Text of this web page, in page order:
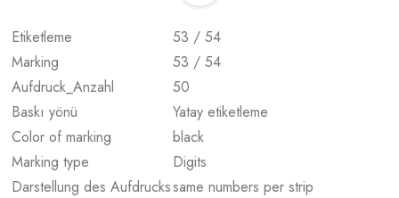
Etiketleme
53 / 54
Marking
53 / 54
Aufdruck_Anzahl
50
Baskı yönü
Yatay etiketleme
Color of marking
black
Marking type
Digits
Darstellung des Aufdruckssame numbers per strip